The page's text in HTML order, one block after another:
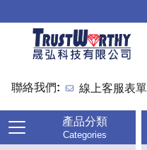
聯絡我們: 線上客服表單
產品分類
Categories